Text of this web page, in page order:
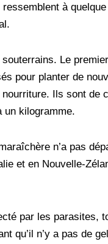
à
Le
pour planter de
Ils sont de
un kilogramme.
n’a pas
et en Nouvelle-
par les
qu’il n’y a pas de